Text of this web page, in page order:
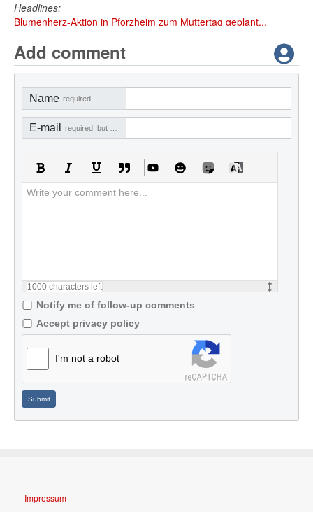
Headlines:
Blumenherz-Aktion in Pforzheim zum Muttertag geplant...
Add comment
Name required
E-mail
1000 characters left
Notify me of follow-up comments
Accept privacy policy
I'm not a robot
Submit
Impressum